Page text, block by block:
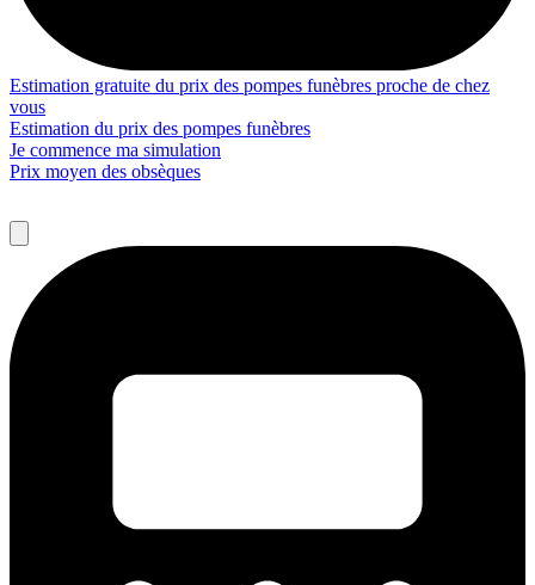
Estimation gratuite du prix des pompes funèbres proche de chez
vous
Estimation du prix des pompes funèbres
Je commence ma simulation
Prix moyen des obsèques